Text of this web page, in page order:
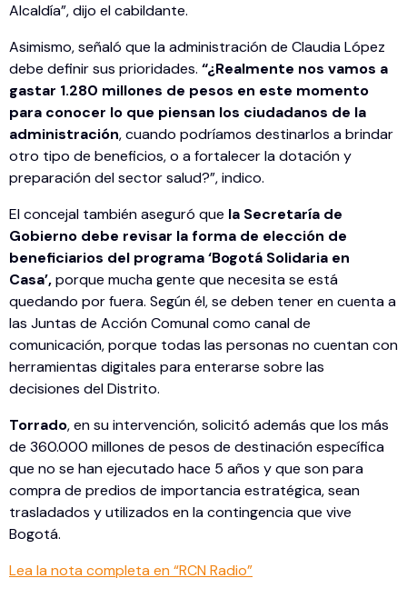
Alcaldía”, dijo el cabildante.
Asimismo, señaló que la administración de Claudia López
debe definir sus prioridades. “¿Realmente nos vamos a
gastar 1.280 millones de pesos en este momento
para conocer lo que piensan los ciudadanos de la
administración, cuando podríamos destinarlos a brindar
otro tipo de beneficios, o a fortalecer la dotación y
preparación del sector salud?”, indico.
El concejal también aseguró que la Secretaría de
Gobierno debe revisar la forma de elección de
beneficiarios del programa ‘Bogotá Solidaria en
Casa’,porque mucha gente que necesita se está
quedando por fuera. Según él, se deben tener en cuenta a
las Juntas de Acción Comunal como canal de
comunicación, porque todas las personas no cuentan con
herramientas digitales para enterarse sobre las
decisiones del Distrito.
Torrado, en su intervención, solicitó además que los más
de 360.000 millones de pesos de destinación específica
que no se han ejecutado hace 5 años y que son para
compra de predios de importancia estratégica, sean
trasladados y utilizados en la contingencia que vive
Bogotá.
Lea la nota completa en “RCN Radio”